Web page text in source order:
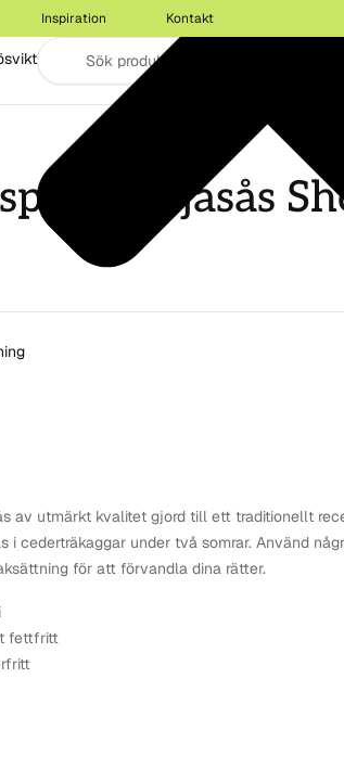
Inspiration Kontakt
Sojasås
av utmärkt kvalitet gjord till ett traditionellt
i cederträkaggar under två somrar. Använd
för att förvandla dina rätter.
fettfritt